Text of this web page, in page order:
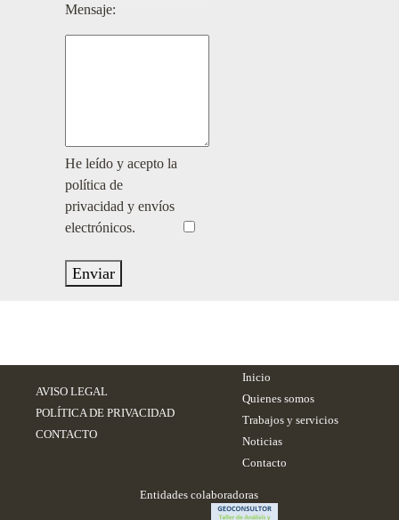
Mensaje:
He leído y acepto la
política de
privacidad y envíos
electrónicos.
Enviar
AVISO LEGAL
POLÍTICA DE PRIVACIDAD
CONTACTO
Inicio
Quienes somos
Trabajos y servicios
Noticias
Contacto
Entidades colaboradoras